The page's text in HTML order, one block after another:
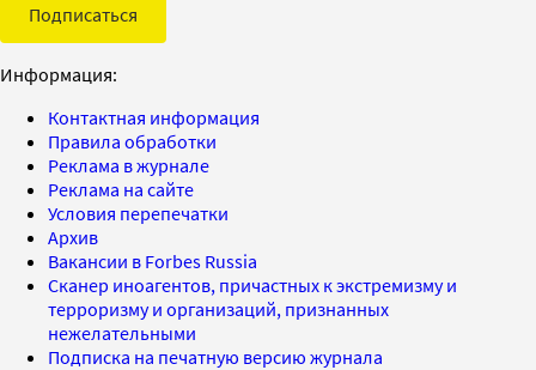
Подписаться
Информация:
Контактная информация
Правила обработки
Реклама в журнале
Реклама на сайте
Условия перепечатки
Архив
Вакансии в Forbes Russia
Сканер иноагентов, причастных к экстремизму и
терроризму и организаций, признанных
нежелательными
Подписка на печатную версию журнала